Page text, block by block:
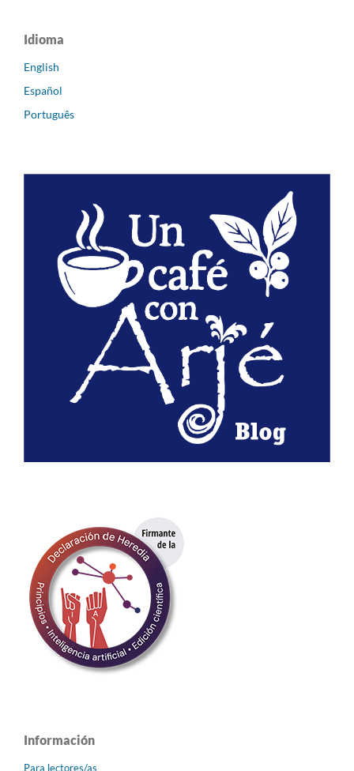
Idioma
English
Español
Português
Información
Para lectores/as